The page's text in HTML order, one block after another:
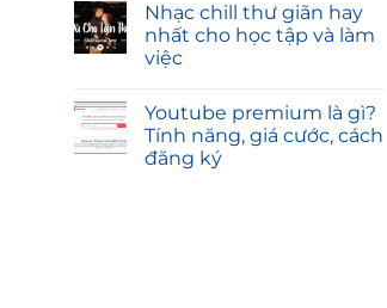
Nhạc chill thư giãn hay
nhất cho học tập và làm
việc
Youtube premium là gì?
Tính năng, giá cước, cách
đăng ký